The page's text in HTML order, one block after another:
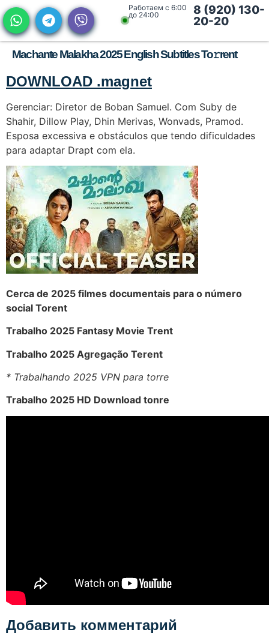
Работаем с 6:00
до 24:00
8 (920) 130-
20-20
Machante Malakha 2025 English Subtitles To𝚛rent
DOWNLOAD .magnet
Gerenciar: Diretor de Boban Samuel. Com Suby de
Shahir, Dillow Play, Dhin Merivas, Wonvads, Pramod.
Esposa excessiva e obstáculos que tendo dificuldades
para adaptar Drapt com ela.
Cerca de 2025 filmes documentais para o número
social Torent
Trabalho 2025 Fantasy Movie Trent
Trabalho 2025 Agregação Terent
* Trabalhando 2025 VPN para torre
Trabalho 2025 HD Download tonre
Добавить комментарий